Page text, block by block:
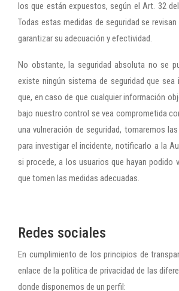
los que están expuestos, según el Art. 32 del
Todas estas medidas de seguridad se
garantizar su adecuación y efectividad.
No obstante, la seguridad absoluta no se
existe ningún sistema de seguridad que sea
que, en caso de que cualquier información
bajo nuestro control se vea comprometida
una vulneración de seguridad, tomaremos
para investigar el incidente, notificarlo a la
si procede, a los usuarios que hayan podido
que tomen las medidas adecuadas.
Redes sociales
En cumplimiento de los principios de
enlace de la política de privacidad de las
donde disponemos de un perfil: